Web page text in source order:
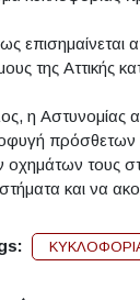
επισημαίνεται
της Αττικής
η Αστυνομίας
πρόσθετων
οχημάτων τους
και να